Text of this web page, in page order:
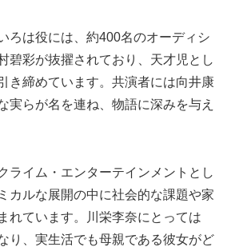
ろは役には、約400名のオーディシ
碧彩が抜擢されており、天才児とし
き締めています。共演者には向井康
実らが名を連ね、物語に深みを与え
ライム・エンターテインメントとし
カルな展開の中に社会的な課題や家
れています。川栄李奈にとっては
り、実生活でも母親である彼女がど